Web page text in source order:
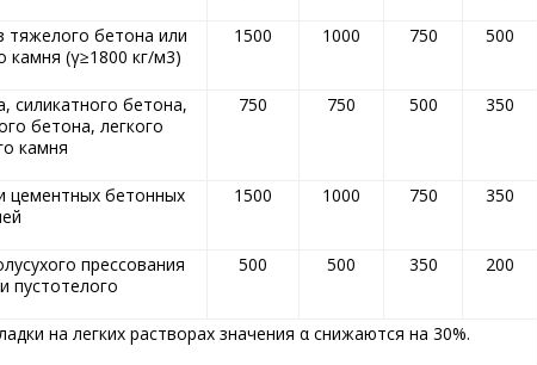
тяжелого бетона или
камня (γ≥1800 кг/м3)
1500 1000 750 500
силикатного бетона,
бетона, легкого
камня
750 750 500 350
цементных бетонных
1500 1000 750 350
прессования
пустотелого
500 500 350 200
на легких растворах значения α снижаются на 30%.